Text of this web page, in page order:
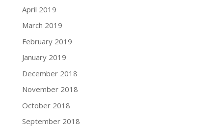
April 2019
March 2019
February 2019
January 2019
December 2018
November 2018
October 2018
September 2018